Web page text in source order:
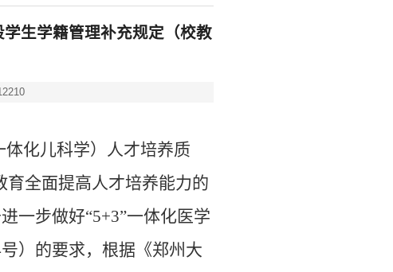
生学籍管理补充规定（校教
体化儿科学）人才培养质
全面提高人才培养能力的
一步做好“5+3”一体化医学
号）的要求，根据《郑州大